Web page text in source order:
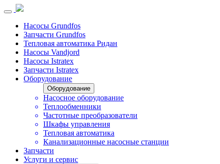
Насосы Grundfos
Запчасти Grundfos
Тепловая автоматика Ридан
Насосы Vandjord
Насосы Istratex
Запчасти Istratex
Оборудование
Оборудование
Насосное оборудование
Теплообменники
Частотные преобразователи
Шкафы управления
Тепловая автоматика
Канализационные насосные станции
Запчасти
Услуги и сервис